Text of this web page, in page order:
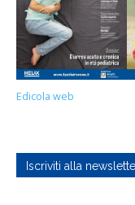
sempre, pone
pazienti e al
delle
sempre più
Edicola web
Iscriviti alla